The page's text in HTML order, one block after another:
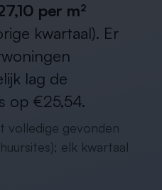
per m²
kwartaal). Er
lag de
op €25,54.
volledige gevonden
elk kwartaal